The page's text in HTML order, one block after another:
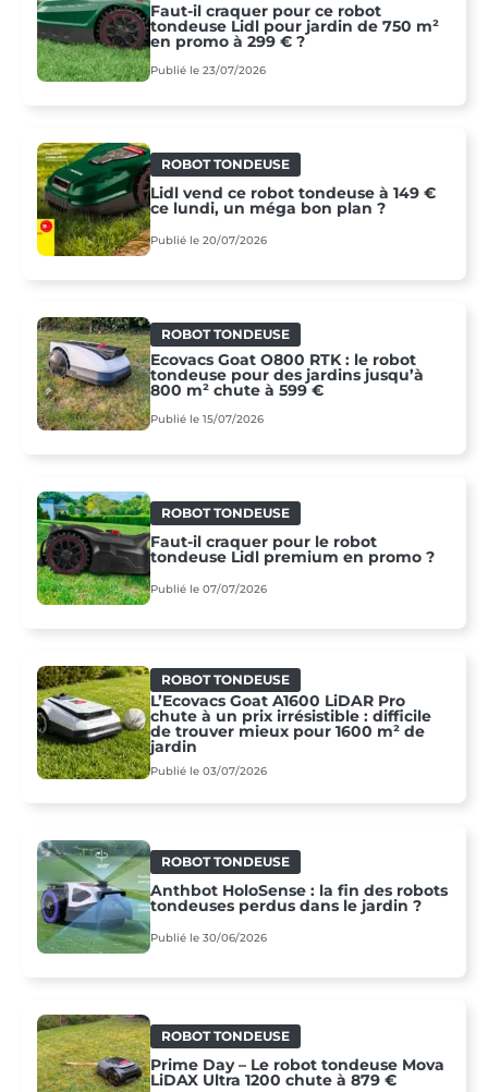
Faut-il craquer pour ce robot
tondeuse Lidl pour jardin de 750 m²
en promo à 299 € ?
Publié le 23/07/2026
ROBOT TONDEUSE
Lidl vend ce robot tondeuse à 149 €
ce lundi, un méga bon plan ?
Publié le 20/07/2026
ROBOT TONDEUSE
Ecovacs Goat O800 RTK : le robot
tondeuse pour des jardins jusqu’à
800 m² chute à 599 €
Publié le 15/07/2026
ROBOT TONDEUSE
Faut-il craquer pour le robot
tondeuse Lidl premium en promo ?
Publié le 07/07/2026
ROBOT TONDEUSE
L’Ecovacs Goat A1600 LiDAR Pro
chute à un prix irrésistible : difficile
de trouver mieux pour 1600 m² de
jardin
Publié le 03/07/2026
ROBOT TONDEUSE
Anthbot HoloSense : la fin des robots
tondeuses perdus dans le jardin ?
Publié le 30/06/2026
ROBOT TONDEUSE
Prime Day – Le robot tondeuse Mova
LiDAX Ultra 1200 chute à 879 €